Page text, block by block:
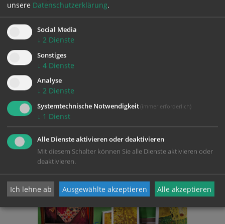
unsere Datenschutzerklärung.
Social Media
↓ 2 Dienste
Sonstiges
↓ 4 Dienste
Analyse
↓ 2 Dienste
Systemtechnische Notwendigkeit (immer erforderlich)
↓ 1 Dienst
Alle Dienste aktivieren oder deaktivieren
Mit diesem Schalter können Sie alle Dienste aktivieren oder
deaktivieren.
Ich lehne ab Ausgewählte akzeptieren Alle akzeptieren